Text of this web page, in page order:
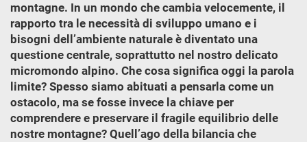
montagne. In un mondo che cambia velocemente, il
rapporto tra le necessità di sviluppo umano e i
bisogni dell’ambiente naturale è diventato una
questione centrale, soprattutto nel nostro delicato
micromondo alpino. Che cosa significa oggi la parola
limite? Spesso siamo abituati a pensarla come un
ostacolo, ma se fosse invece la chiave per
comprendere e preservare il fragile equilibrio delle
nostre montagne? Quell’ago della bilancia che